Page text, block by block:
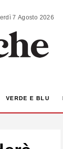
| SCENARI - venerdì 7 Agosto 2026
VERDE E BLU